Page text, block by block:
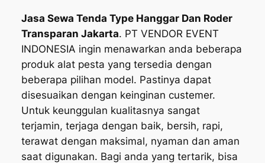
Jasa Sewa Tenda Type Hanggar Dan Roder
Transparan Jakarta. PT VENDOR EVENT
INDONESIA ingin menawarkan anda beberapa
produk alat pesta yang tersedia dengan
beberapa pilihan model. Pastinya dapat
disesuaikan dengan keinginan custemer.
Untuk keunggulan kualitasnya sangat
terjamin, terjaga dengan baik, bersih, rapi,
terawat dengan maksimal, nyaman dan aman
saat digunakan. Bagi anda yang tertarik, bisa